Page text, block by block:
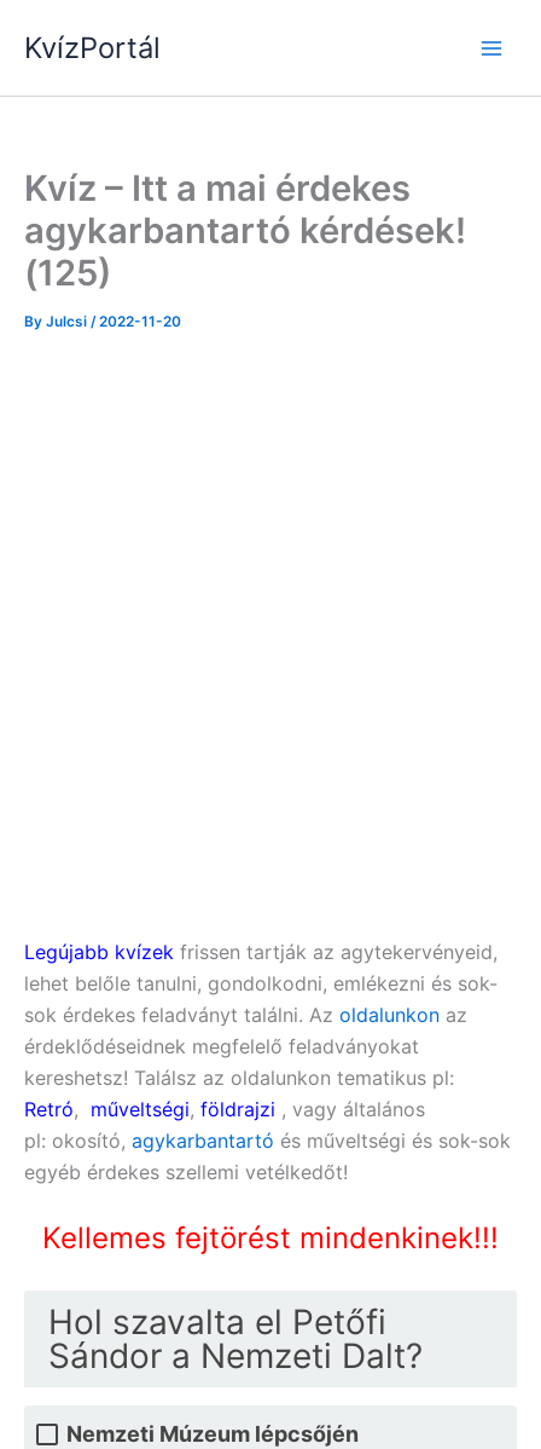
KvízPortál
Kvíz – Itt a mai érdekes
agykarbantartó kérdések!
(125)
By Julcsi /2022-11-20
Legújabb kvízek frissen tartják az agytekervényeid,
lehet belőle tanulni, gondolkodni, emlékezni és sok-
sok érdekes feladványt találni. Az oldalunkon az
érdeklődéseidnek megfelelő feladványokat
kereshetsz! Találsz az oldalunkon tematikus pl:
Retró, műveltségi, földrajzi , vagy általános
pl: okosító, agykarbantartó és műveltségi és sok-sok
egyéb érdekes szellemi vetélkedőt!
Kellemes fejtörést mindenkinek!!!
Hol szavalta el Petőfi
Sándor a Nemzeti Dalt?
Nemzeti Múzeum lépcsőjén